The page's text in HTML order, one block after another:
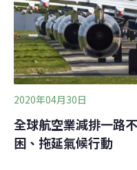
2020年04月30日
全球航空業減排一路
困、拖延氣候行動